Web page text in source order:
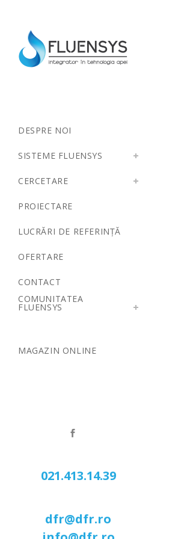
DESPRE NOI
SISTEME FLUENSYS
CERCETARE
PROIECTARE
LUCRĂRI DE REFERINȚĂ
OFERTARE
CONTACT
COMUNITATEA
FLUENSYS
MAGAZIN ONLINE
021.413.14.39
dfr@dfr.ro